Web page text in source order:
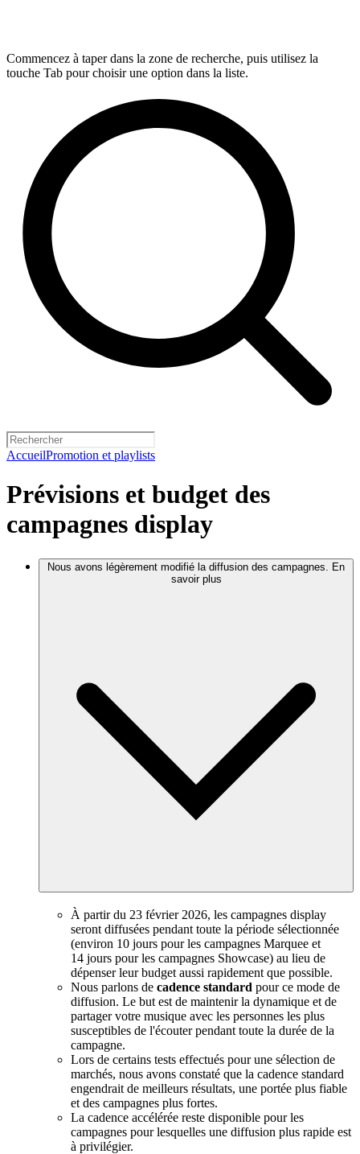
Commencez à taper dans la zone de recherche, puis utilisez la
touche Tab pour choisir une option dans la liste.
AccueilPromotion et playlists
Prévisions et budget des
campagnes display
Nous avons légèrement modifié la diffusion des campagnes. En
savoir plus
À partir du 23 février 2026, les campagnes display
seront diffusées pendant toute la période sélectionnée
(environ 10 jours pour les campagnes Marquee et
14 jours pour les campagnes Showcase) au lieu de
dépenser leur budget aussi rapidement que possible.
Nous parlons de cadence standard pour ce mode de
diffusion. Le but est de maintenir la dynamique et de
partager votre musique avec les personnes les plus
susceptibles de l'écouter pendant toute la durée de la
campagne.
Lors de certains tests effectués pour une sélection de
marchés, nous avons constaté que la cadence standard
engendrait de meilleurs résultats, une portée plus fiable
et des campagnes plus fortes.
La cadence accélérée reste disponible pour les
campagnes pour lesquelles une diffusion plus rapide est
à privilégier.